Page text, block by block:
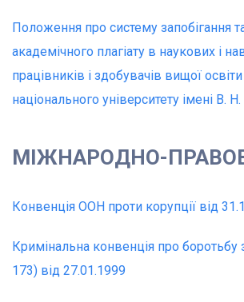
Положення про систему запобігання
академічного плагіату в наукових і
працівників і здобувачів вищої
національного університету імені В.
МІЖНАРОДНО-
Конвенція ООН проти корупції від
Кримінальна конвенція про боротьбу
173) від 27.01.1999